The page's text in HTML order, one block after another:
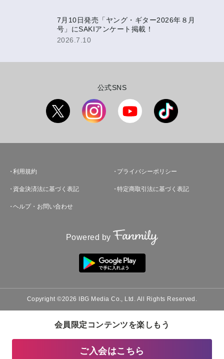
7月10日発売「ヤング・ギター2026年８月
号」にSAKIアンケート掲載！
2026.7.10
会員限定コンテンツを楽しもう
ご入会はこちら
公式SNS
利用規約 プライバシーポリシー
資金決済法に基づく表記 特定商取引法に基づく表記
ヘルプ・お問い合わせ
Powered by
Copyright ©2026 IBG Media Co., Ltd. All Rights Reserved.